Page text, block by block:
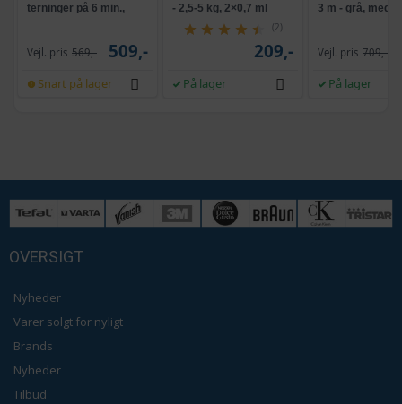
terninger på 6 min.,
Vejl. pris 569,- 509,-
Snart på lager
- 2,5-5 kg, 2×0,7 ml
(2)
209,-
På lager
3 m - grå, med
Vejl. pris 709,-
På lager
OVERSIGT
Nyheder
Varer solgt for nyligt
Brands
Nyheder
Tilbud